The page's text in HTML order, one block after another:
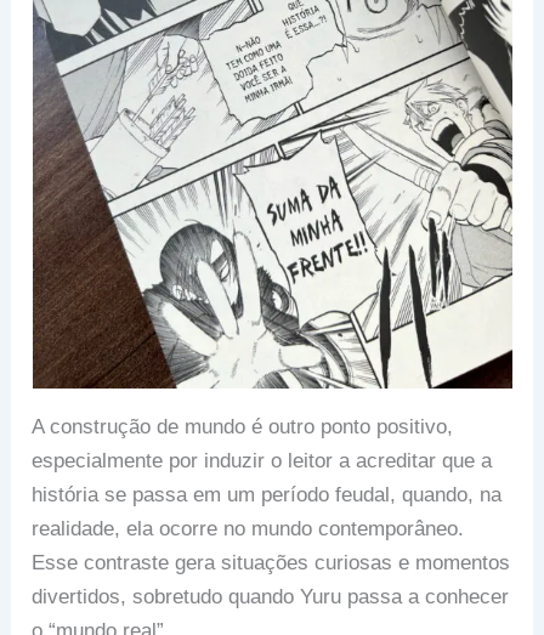
A construção de mundo é outro ponto positivo,
especialmente por induzir o leitor a acreditar que a
história se passa em um período feudal, quando, na
realidade, ela ocorre no mundo contemporâneo.
Esse contraste gera situações curiosas e momentos
divertidos, sobretudo quando Yuru passa a conhecer